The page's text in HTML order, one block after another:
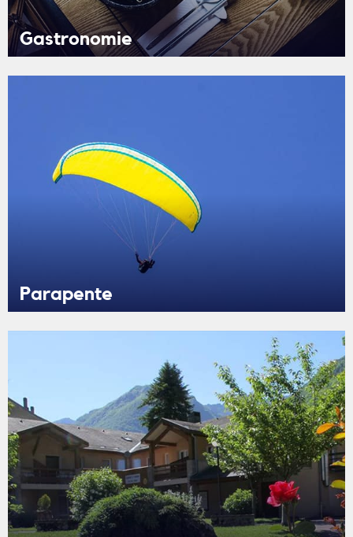
Gastronomie
Parapente